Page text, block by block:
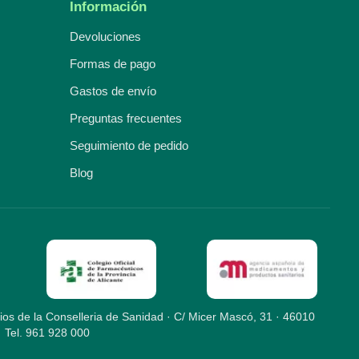
Información
Devoluciones
Formas de pago
Gastos de envío
Preguntas frecuentes
Seguimiento de pedido
Blog
de la Conselleria de Sanidad · C/ Micer Mascó, 31 · 46010
Tel. 961 928 000